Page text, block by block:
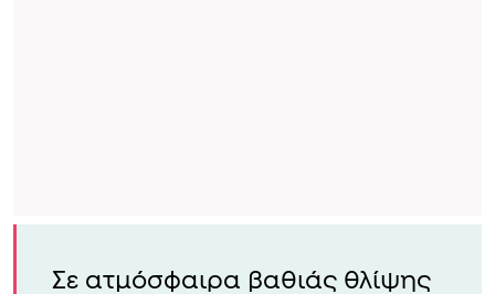
Σε ατμόσφαιρα βαθιάς θλίψης